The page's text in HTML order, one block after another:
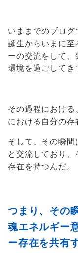
いままでのブロ
誕生からいまに至
ーの交流をして、
環境を過ごしてき
その過程におけ
における自分の存
そして、その瞬間
と交流しており
存在を持つんだ。
つまり、その
魂エネルギー
ー存在を共有